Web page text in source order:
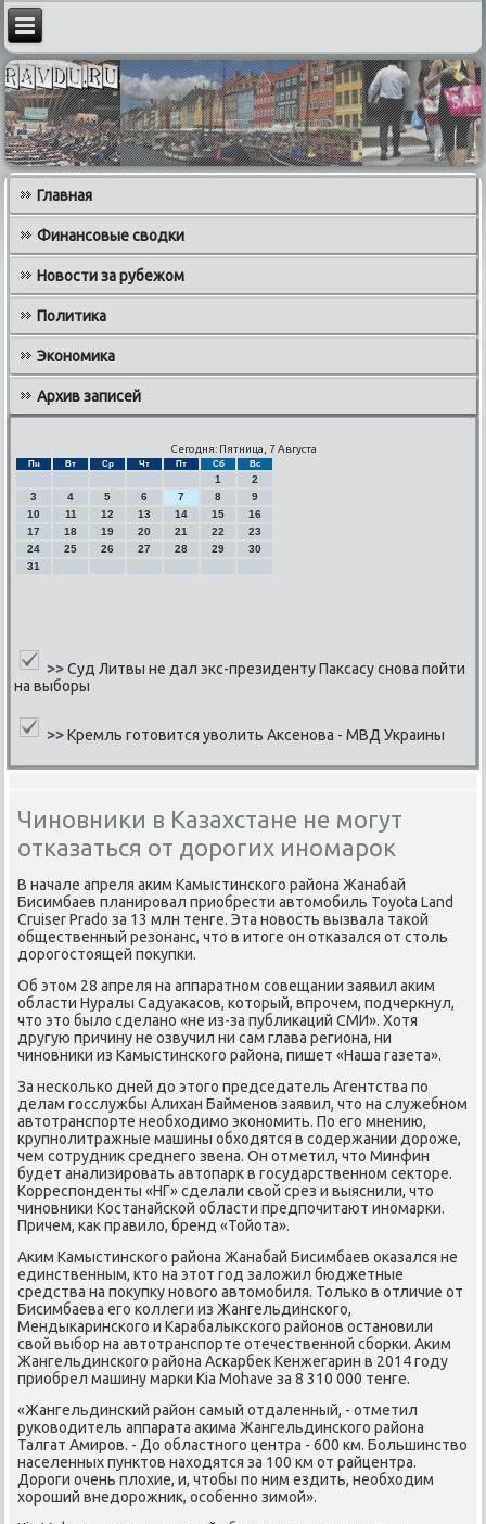
Главная
Финансовые сводки
Новости за рубежом
Политика
Экономика
Архив записей
Сегодня: Пятница, 7 Августа
Пн Вт Ср Чт Пт Сб Вс
1
2
3
4 5 6 7 8
9
10
11 12 13 14 15
16
17
18 19 20 21 22
23
24
25 26 27 28 29
30
31
>>Суд Литвы не дал экс-президенту Паксасу снова пойти
на выборы
>> Кремль готовится уволить Аксенова - МВД Украины
Чиновники в Казахстане не могут
отказаться от дорогих иномарок
В начале апреля аким Камыстинского района Жанабай
Бисимбаев планировал приобрести автомобиль Toyota Land
Cruiser Prado за 13 млн тенге. Эта новость вызвала такой
общественный резонанс, что в итоге он отказался от столь
дорогостоящей покупки.
Об этом 28 апреля на аппаратном совещании заявил аким
области Нуралы Садуакасов, который, впрочем, подчеркнул,
что это было сделано «не из-за публикаций СМИ». Хотя
другую причину не озвучил ни сам глава региона, ни
чиновники из Камыстинского района, пишет «Наша газета».
За несколько дней до этого председатель Агентства по
делам госслужбы Алихан Байменов заявил, что на служебном
автотранспорте необходимо экономить. По его мнению,
крупнолитражные машины обходятся в содержании дороже,
чем сотрудник среднего звена. Он отметил, что Минфин
будет анализировать автопарк в государственном секторе.
Корреспонденты «НГ» сделали свой срез и выяснили, что
чиновники Костанайской области предпочитают иномарки.
Причем, как правило, бренд «Тойота».
Аким Камыстинского района Жанабай Бисимбаев оказался не
единственным, кто на этот год заложил бюджетные
средства на покупку нового автомобиля. Только в отличие от
Бисимбаева его коллеги из Жангельдинского,
Мендыкаринского и Карабалыкского районов остановили
свой выбор на автотранспорте отечественной сборки. Аким
Жангельдинского района Аскарбек Кенжегарин в 2014 году
приобрел машину марки Kia Mohave за 8 310 000 тенге.
«Жангельдинский район самый отдаленный, - отметил
руководитель аппарата акима Жангельдинского района
Талгат Амиров. - До областного центра - 600 км. Большинство
населенных пунктов находятся за 100 км от райцентра.
Дороги очень плохие, и, чтобы по ним ездить, необходим
хороший внедорожник, особенно зимой».